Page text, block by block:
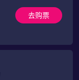
去购票